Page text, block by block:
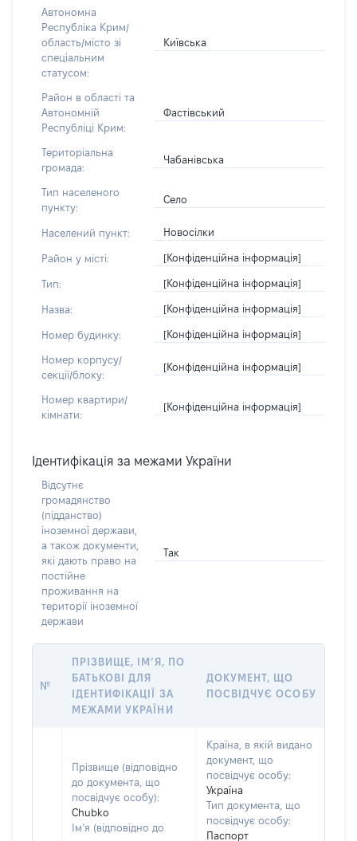
Автономна
Республіка Крим/
область/місто зі
спеціальним
статусом:
Київська
Район в області та
Автономній
Республіці Крим:
Фастівський
Територіальна
громада:
Чабанівська
Тип населеного
пункту:
Село
Населений пункт: Новосілки
Район у місті: [Конфіденційна інформація]
Тип: [Конфіденційна інформація]
Назва: [Конфіденційна інформація]
Номер будинку: [Конфіденційна інформація]
Номер корпусу/
секції/блоку:
[Конфіденційна інформація]
Номер квартири/
кімнати:
[Конфіденційна інформація]
Ідентифікація за межами України
Відсутнє
громадянство
(підданство)
іноземної держави,
а також документи,
які дають право на
постійне
проживання на
території іноземної
держави
Так
№
ПРІЗВИЩЕ, ІМ’Я, ПО
БАТЬКОВІ ДЛЯ
ІДЕНТИФІКАЦІЇ ЗА
МЕЖАМИ УКРАЇНИ
ДОКУМЕНТ, ЩО
ПОСВІДЧУЄ ОСОБУ
Прізвище (відповідно
до документа, що
посвідчує особу):
Chubko
Ім’я (відповідно до
Країна, в якій видано
документ, що
посвідчує особу:
Україна
Тип документа, що
посвідчує особу:
Паспорт